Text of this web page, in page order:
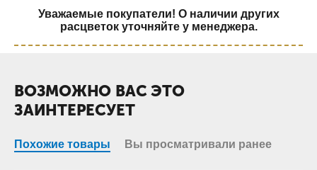
Уважаемые покупатели! О наличии других
расцветок уточняйте у менеджера.
ВОЗМОЖНО ВАС ЭТО
ЗАИНТЕРЕСУЕТ
Похожие товары Вы просматривали ранее